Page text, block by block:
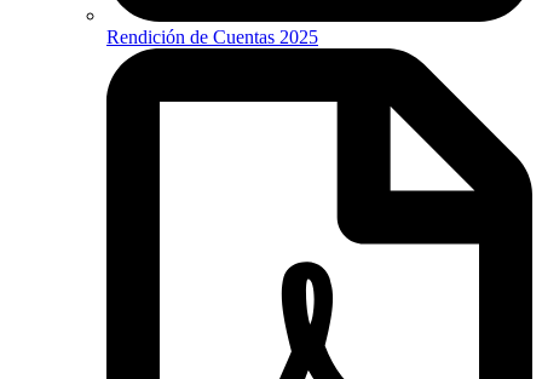
Rendición de Cuentas 2025